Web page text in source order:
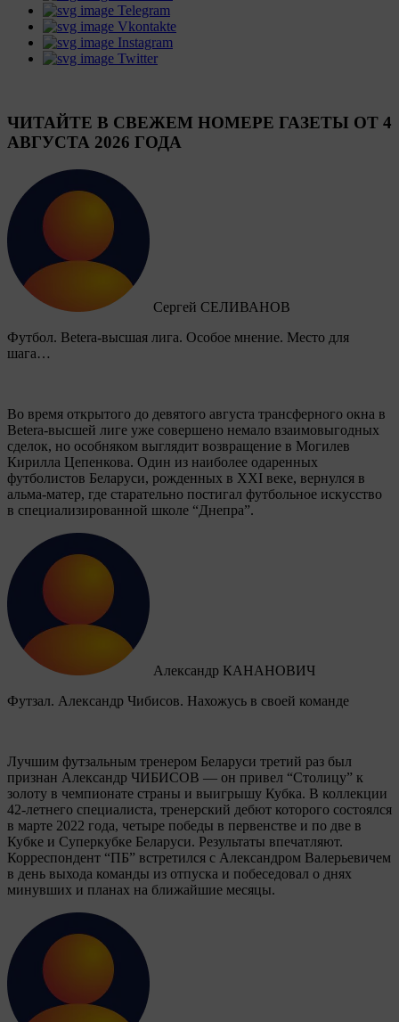
Telegram
Vkontakte
Instagram
Twitter
ЧИТАЙТЕ В СВЕЖЕМ НОМЕРЕ ГАЗЕТЫ ОТ 4
АВГУСТА 2026 ГОДА
Сергей СЕЛИВАНОВ
Футбол. Betera-высшая лига. Особое мнение. Место для
шага…
Во время открытого до девятого августа трансферного окна в
Betera-высшей лиге уже совершено немало взаимовыгодных
сделок, но особняком выглядит возвращение в Могилев
Кирилла Цепенкова. Один из наиболее одаренных
футболистов Беларуси, рожденных в XXI веке, вернулся в
альма-матер, где старательно постигал футбольное искусство
в специализированной школе “Днепра”.
Александр КАНАНОВИЧ
Футзал. Александр Чибисов. Нахожусь в своей команде
Лучшим футзальным тренером Беларуси третий раз был
признан Александр ЧИБИСОВ — он привел “Столицу” к
золоту в чемпионате страны и выигрышу Кубка. В коллекции
42-летнего специалиста, тренерский дебют которого состоялся
в марте 2022 года, четыре победы в первенстве и по две в
Кубке и Суперкубке Беларуси. Результаты впечатляют.
Корреспондент “ПБ” встретился с Александром Валерьевичем
в день выхода команды из отпуска и побеседовал о днях
минувших и планах на ближайшие месяцы.